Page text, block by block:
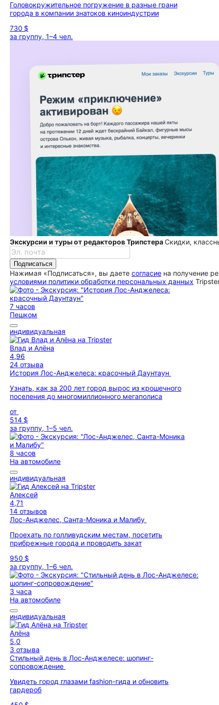
Головокружительное погружение в разные грани
города в компании знатоков киноиндустрии
730 $
за группу, 1–4 чел.
Экскурсии и туры от редакторов ТрипстераСкидки,
Подписаться
Нажимая «Подписаться», вы даете согласие на получение
условиями политики обработки персональных данных
7 часов
Пешком
индивидуальная
Влад и Алёна
4,96
24 отзыва
История Лос-Анджелеса: красочный Даунтаун
Узнать, как за 200 лет город вырос из крошечного
поселения до многомиллионного мегаполиса
от
514 $
за группу, 1–5 чел.
8 часов
На автомобиле
индивидуальная
Алексей
4,71
14 отзывов
Лос-Анджелес, Санта-Моника и Малибу
Проехать по голливудским местам, посетить
прибрежные города и проводить закат
950 $
за группу, 1–6 чел.
3 часа
На автомобиле
индивидуальная
Алёна
5,0
3 отзыва
Стильный день в Лос-Анджелесе: шопинг-
сопровождение
Увидеть город глазами fashion-гида и обновить
гардероб